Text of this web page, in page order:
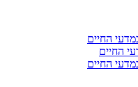
החיים
החיים
החיים